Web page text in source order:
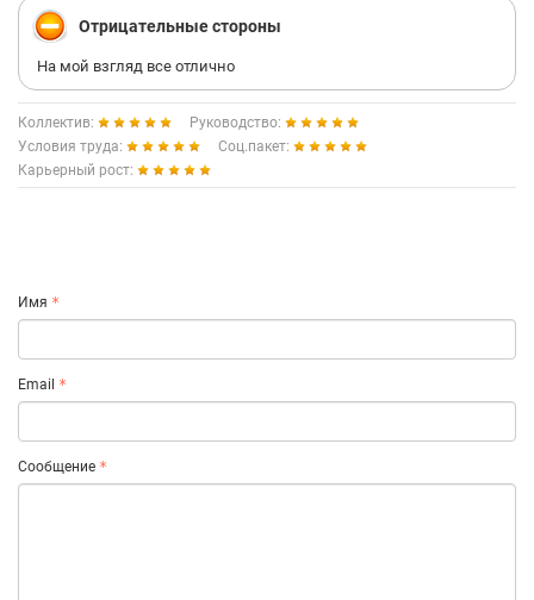
Отрицательные стороны
На мой взгляд все отлично
Коллектив:
Руководство:
Условия труда:
Соц.пакет:
Карьерный рост:
Имя
Email
Сообщение